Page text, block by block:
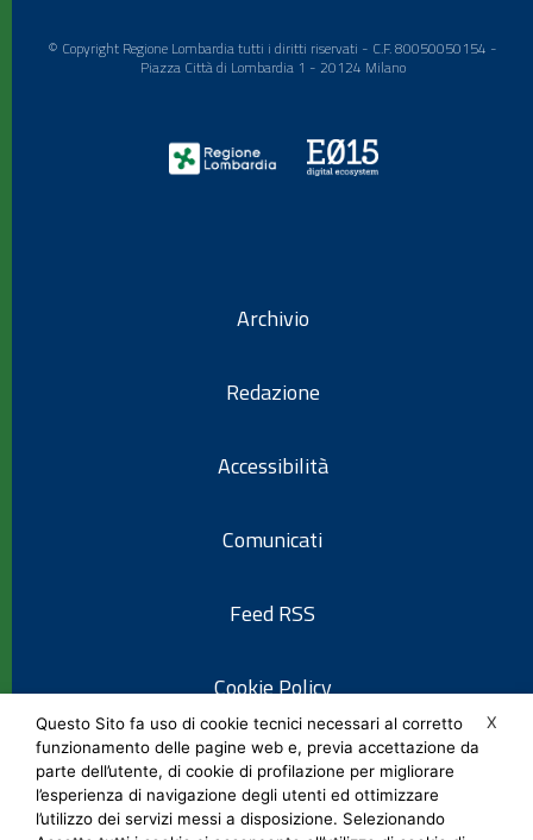
© Copyright Regione Lombardia tutti i diritti riservati - C.F. 80050050154 -
Piazza Città di Lombardia 1 - 20124 Milano
Archivio
Redazione
Accessibilità
Comunicati
Feed RSS
Cookie Policy
Informativa privacy
X
Questo Sito fa uso di cookie tecnici necessari al corretto
funzionamento delle pagine web e, previa accettazione da
parte dell’utente, di cookie di profilazione per migliorare
l’esperienza di navigazione degli utenti ed ottimizzare
l’utilizzo dei servizi messi a disposizione. Selezionando